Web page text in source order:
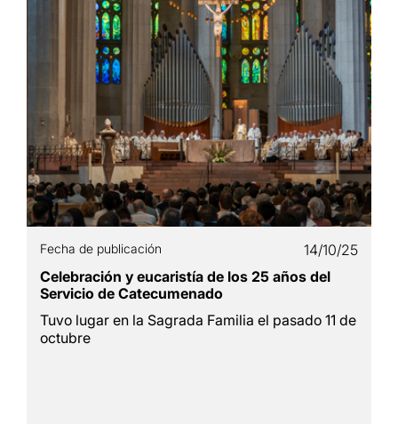
Fecha de publicación
14/10/25
Celebración y eucaristía de los 25 años del
Servicio de Catecumenado
Tuvo lugar en la Sagrada Familia el pasado 11 de
octubre